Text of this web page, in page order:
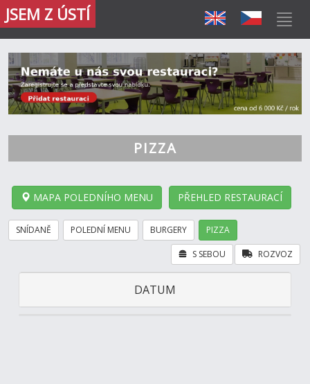
JSEM Z ÚSTÍ
PIZZA
MAPA POLEDNÍHO MENU PŘEHLED RESTAURACÍ
SNÍDANĚ POLEDNÍ MENU BURGERY PIZZA
ROZVOZ
S SEBOU
DATUM